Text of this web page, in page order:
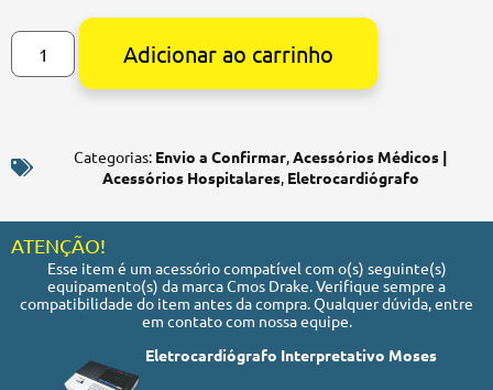
Adicionar ao carrinho
Alternative:
Categorias: Envio a Confirmar,Acessórios Médicos |
Acessórios Hospitalares, Eletrocardiógrafo
ATENÇÃO!
Esse item é um acessório compatível com o(s) seguinte(s)
equipamento(s) da marca Cmos Drake. Verifique sempre a
compatibilidade do item antes da compra. Qualquer dúvida, entre
em contato com nossa equipe.
Eletrocardiógrafo Interpretativo Moses